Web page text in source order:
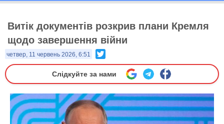
Витік документів розкрив плани Кремля
щодо завершення війни
четвер, 11 червень 2026, 6:51
Слідкуйте за нами